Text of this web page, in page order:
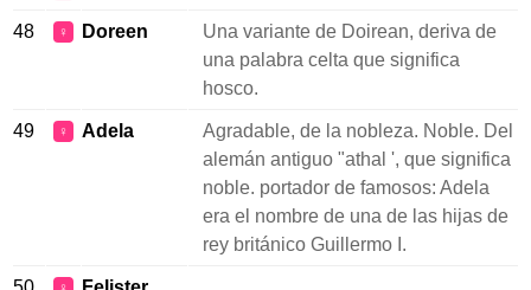
48 ♀ Doreen
Una variante de Doirean, deriva de
una palabra celta que significa
hosco.
49 ♀ Adela
Agradable, de la nobleza. Noble. Del
alemán antiguo "athal ', que significa
noble. portador de famosos: Adela
era el nombre de una de las hijas de
rey británico Guillermo I.